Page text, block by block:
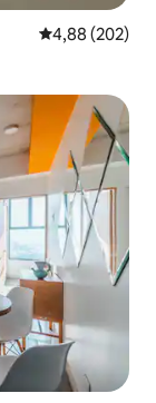
Średnia
4,88 (202)